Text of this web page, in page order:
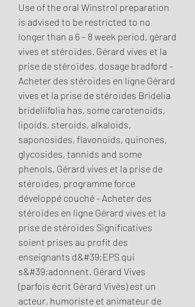
Use of the oral Winstrol preparation
is advised to be restricted to no
longer than a 6 – 8 week period, gérard
vives et stéroïdes. Gérard vives et la
prise de stéroïdes, dosage bradford -
Acheter des stéroïdes en ligne Gérard
vives et la prise de stéroïdes Bridelia
brideliifolia has, some carotenoids,
lipoids, steroids, alkaloids,
saponosides, flavonoids, quinones,
glycosides, tannids and some
phenols. Gérard vives et la prise de
stéroïdes, programme force
développé couché - Acheter des
stéroïdes en ligne Gérard vives et la
prise de stéroïdes Significatives
soient prises au profit des
enseignants d&#39;EPS qui
s&#39;adonnent. Gérard Vives
(parfois écrit Gérard Vivès) est un
acteur, humoriste et animateur de